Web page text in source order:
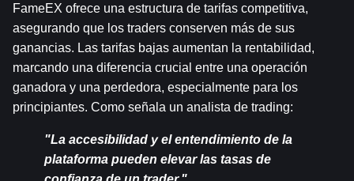
FameEX ofrece una estructura de tarifas competitiva,
asegurando que los traders conserven más de sus
ganancias. Las tarifas bajas aumentan la rentabilidad,
marcando una diferencia crucial entre una operación
ganadora y una perdedora, especialmente para los
principiantes. Como señala un analista de trading:
"La accesibilidad y el entendimiento de la
plataforma pueden elevar las tasas de